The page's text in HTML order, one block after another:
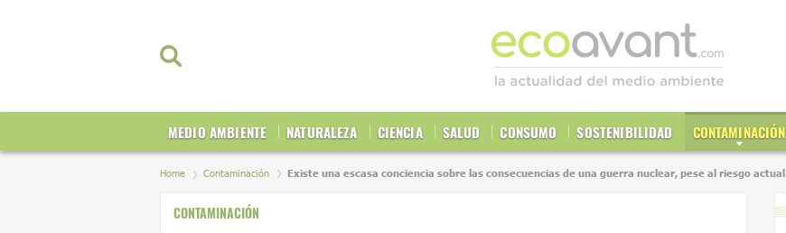
MEDIO AMBIENTE NATURALEZA CIENCIA SALUD CONSUMO SOSTENIBILIDAD CONTAMINACIÓN
Home Contaminación Existe una escasa conciencia sobre las consecuencias de una guerra nuclear, pese al riesgo actual
CONTAMINACIÓN